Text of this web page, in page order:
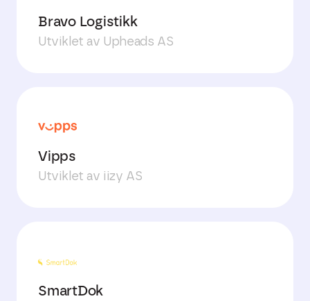
Bravo Logistikk
Utviklet av Upheads AS
Vipps
Utviklet av iizy AS
SmartDok